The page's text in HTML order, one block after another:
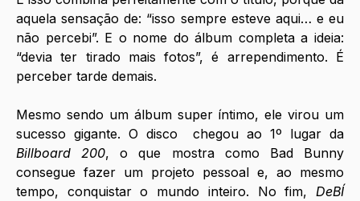
aquela sensação de: “isso sempre esteve aqui… e eu
não percebi”. E o nome do álbum completa a ideia:
“devia ter tirado mais fotos”, é arrependimento. É
perceber tarde demais.
Mesmo sendo um álbum super íntimo, ele virou um
Billboard 200, o que mostra como Bad Bunny
consegue fazer um projeto pessoal e, ao mesmo
tempo, conquistar o mundo inteiro. No fim, DeBÍ